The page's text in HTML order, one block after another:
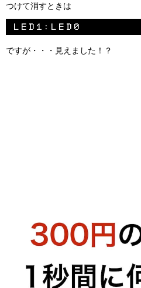
つけて消すときは
ですが・・・見えました！？